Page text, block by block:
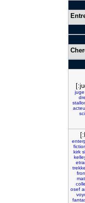
juge
kirk
osef